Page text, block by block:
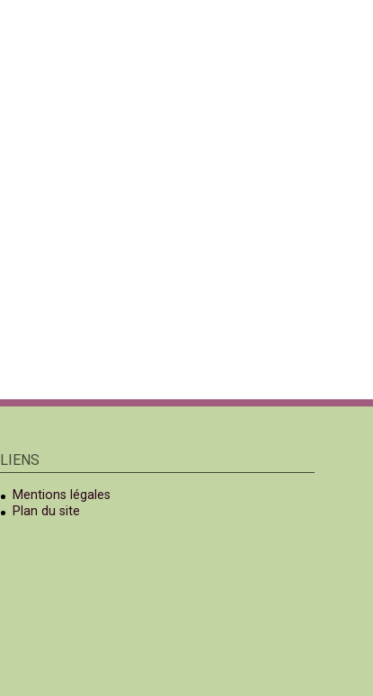
LIENS
Mentions légales
Plan du site